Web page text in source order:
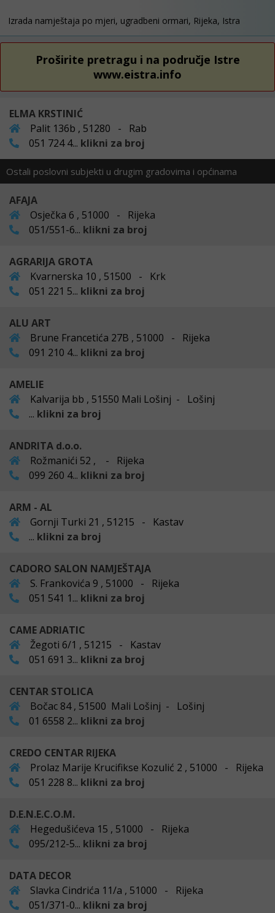
Izrada namještaja po mjeri, ugradbeni ormari, Rijeka, Istra
Proširite pretragu i na područje Istre
www.eistra.info
ELMA KRSTINIĆ
Palit 136b , 51280 - Rab
051 724 4... klikni za broj
Ostali poslovni subjekti u drugim gradovima i općinama
AFAJA
Osječka 6 , 51000 - Rijeka
051/551-6... klikni za broj
AGRARIJA GROTA
Kvarnerska 10 , 51500 - Krk
051 221 5... klikni za broj
ALU ART
Brune Francetića 27B , 51000 - Rijeka
091 210 4... klikni za broj
AMELIE
Kalvarija bb , 51550 Mali Lošinj - Lošinj
... klikni za broj
ANDRITA d.o.o.
Rožmanići 52 , - Rijeka
099 260 4... klikni za broj
ARM - AL
Gornji Turki 21 , 51215 - Kastav
... klikni za broj
CADORO SALON NAMJEŠTAJA
S. Frankovića 9 , 51000 - Rijeka
051 541 1... klikni za broj
CAME ADRIATIC
Žegoti 6/1 , 51215 - Kastav
051 691 3... klikni za broj
CENTAR STOLICA
Bočac 84 , 51500 Mali Lošinj - Lošinj
01 6558 2... klikni za broj
CREDO CENTAR RIJEKA
Prolaz Marije Krucifikse Kozulić 2 , 51000 - Rijeka
051 228 8... klikni za broj
D.E.N.E.C.O.M.
Hegedušićeva 15 , 51000 - Rijeka
095/212-5... klikni za broj
DATA DECOR
Slavka Cindrića 11/a , 51000 - Rijeka
051/371-0... klikni za broj